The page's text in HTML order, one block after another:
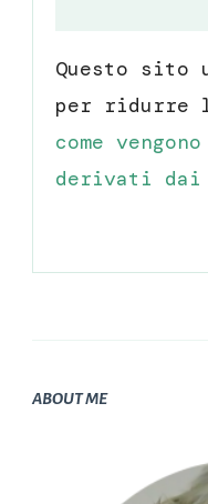
Questo sito
per ridurre
come
derivati dai
ABOUT ME